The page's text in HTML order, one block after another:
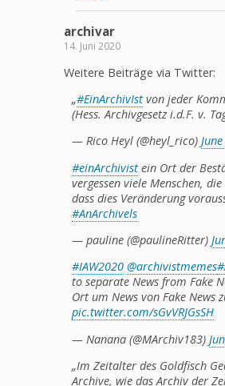
archivar
14. Juni 2020
Weitere Beiträge via Twitter:
„#EinArchivIst von jeder
(Hess. Archivgesetz i.d.F. v.
— Rico Heyl (@heyl_rico)
#einArchivist ein Ort der
vergessen viele Menschen,
dass dies Veränderung
#AnArchivels
— pauline (@paulineRitter)
#IAW2020 @archivistmemes
to separate News from Fake
Ort um News von Fake News
pic.twitter.com/sGvVRJGsSH
— Nanana (@MArchiv183)
„Im Zeitalter des Goldfisch
Archive, wie das Archiv der